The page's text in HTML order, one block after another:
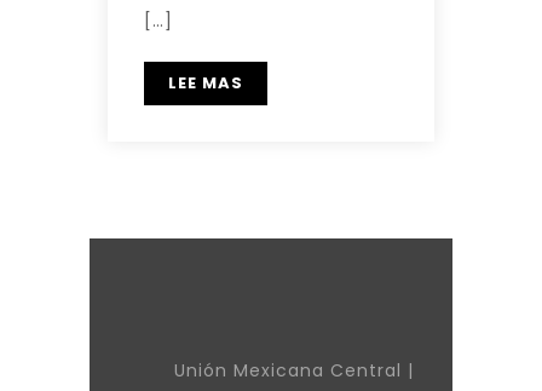
[…]
LEE MAS
Unión Mexicana Central |